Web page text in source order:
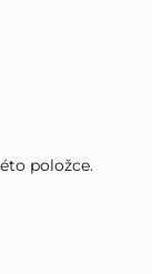
položce.